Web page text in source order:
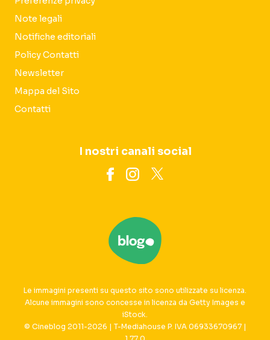
Note legali
Notifiche editoriali
Policy Contatti
Newsletter
Mappa del Sito
Contatti
I nostri canali social
Le immagini presenti su questo sito sono utilizzate su licenza.
Alcune immagini sono concesse in licenza da Getty Images e
iStock.
© Cineblog 2011-2026 | T-Mediahouse P. IVA 06933670967 |